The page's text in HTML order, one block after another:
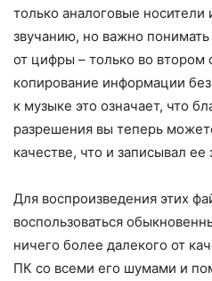
только аналоговые
звучанию, но важно понимать
от цифры – только во втором
копирование информации
к музыке это означает, что
разрешения вы теперь
качестве, что и записывал
Для воспроизведения этих
воспользоваться
ничего более далекого от
ПК со всеми его шумами и